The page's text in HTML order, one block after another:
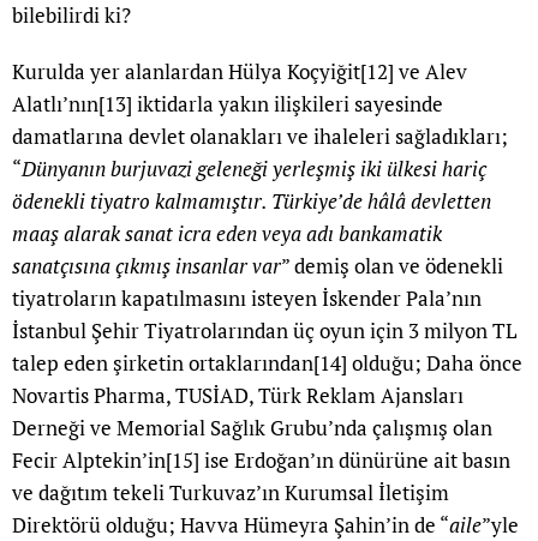
bilebilirdi ki?
Kurulda yer alanlardan Hülya Koçyiğit[12] ve Alev
Alatlı’nın[13] iktidarla yakın ilişkileri sayesinde
damatlarına devlet olanakları ve ihaleleri sağladıkları;
“Dünyanın burjuvazi geleneği yerleşmiş iki ülkesi hariç
ödenekli tiyatro kalmamıştır. Türkiye’de hâlâ devletten
maaş alarak sanat icra eden veya adı bankamatik
sanatçısına çıkmış insanlar var” demiş olan ve ödenekli
tiyatroların kapatılmasını isteyen İskender Pala’nın
İstanbul Şehir Tiyatrolarından üç oyun için 3 milyon TL
talep eden şirketin ortaklarından[14] olduğu; Daha önce
Novartis Pharma, TUSİAD, Türk Reklam Ajansları
Derneği ve Memorial Sağlık Grubu’nda çalışmış olan
Fecir Alptekin’in[15] ise Erdoğan’ın dünürüne ait basın
ve dağıtım tekeli Turkuvaz’ın Kurumsal İletişim
Direktörü olduğu; Havva Hümeyra Şahin’in de “aile”yle